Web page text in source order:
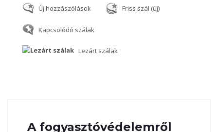
Új hozzászólások Friss szál (új)
Kapcsolódó szálak
Lezárt szálak
A fogyasztóvédelemről